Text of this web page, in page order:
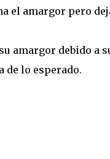
el amargor pero
amargor debido a
de lo esperado.